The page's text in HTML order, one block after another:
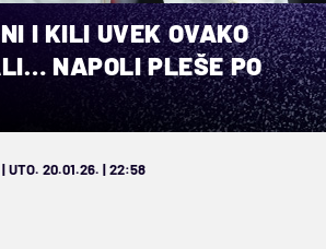
I KILI UVEK OVAKO
NAPOLI PLEŠE PO
UTO. 20.01.26. | 22:58